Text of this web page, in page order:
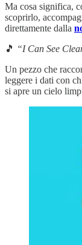
Ma cosa significa,
scoprirlo,
direttamente dalla
🎵 “I Can See
Un pezzo che
leggere i dati con
si apre un cielo